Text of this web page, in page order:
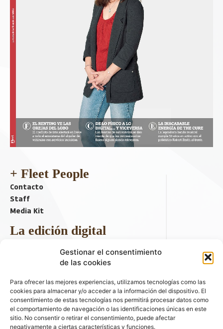
Gestionar el consentimiento
de las cookies
Para ofrecer las mejores experiencias, utilizamos tecnologías como las
cookies para almacenar y/o acceder a la información del dispositivo. El
consentimiento de estas tecnologías nos permitirá procesar datos como
el comportamiento de navegación o las identificaciones únicas en este
sitio. No consentir o retirar el consentimiento, puede afectar
negativamente a ciertas características y funciones.
+ Fleet People
Contacto
Staff
Media Kit
La edición digital
Descargar último ejemplar
ir a hemeroteca
+ Contenido en redes sociales